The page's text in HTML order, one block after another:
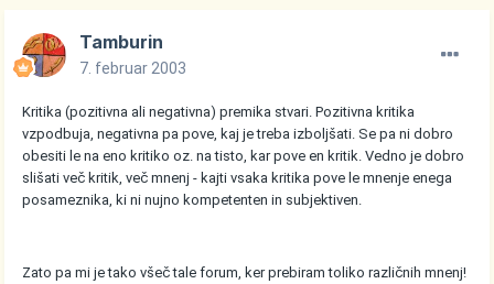
Tamburin
7. februar 2003
Kritika (pozitivna ali negativna) premika stvari. Pozitivna kritika
vzpodbuja, negativna pa pove, kaj je treba izboljšati. Se pa ni dobro
obesiti le na eno kritiko oz. na tisto, kar pove en kritik. Vedno je dobro
slišati več kritik, več mnenj - kajti vsaka kritika pove le mnenje enega
posameznika, ki ni nujno kompetenten in subjektiven.
Zato pa mi je tako všeč tale forum, ker prebiram toliko različnih mnenj!